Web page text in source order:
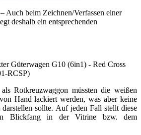
Auch beim Zeichnen/Verfassen einer
deshalb ein entsprechenden
Rotkreuzwaggon müssten die weißen
Hand lackiert werden, was aber keine
sollte. Auf jeden Fall stellt diese
Blickfang in der Vitrine bzw. dem